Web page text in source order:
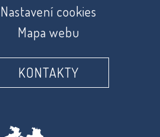
Nastavení cookies
Mapa webu
KONTAKTY